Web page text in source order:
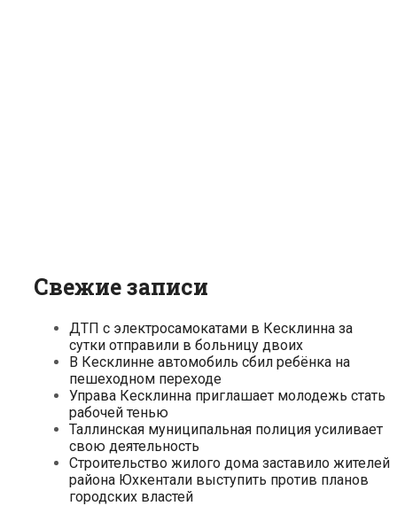
Свежие записи
ДТП с электросамокатами в Кесклинна за
сутки отправили в больницу двоих
В Кесклинне автомобиль сбил ребёнка на
пешеходном переходе
Управа Кесклинна приглашает молодежь стать
рабочей тенью
Таллинская муниципальная полиция усиливает
свою деятельность
Строительство жилого дома заставило жителей
района Юхкентали выступить против планов
городских властей